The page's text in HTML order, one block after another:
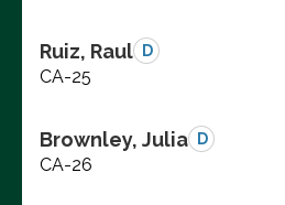
Ruiz, Raul D
CA-25
Brownley, Julia D
CA-26